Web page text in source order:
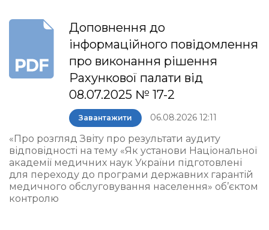
Доповнення до
інформаційного повідомлення
про виконання рішення
Рахункової палати від
08.07.2025 № 17-2
Завантажити 06.08.2026 12:11
«Про розгляд Звіту про результати аудиту
відповідності на тему «Як установи Національної
академії медичних наук України підготовлені
для переходу до програми державних гарантій
медичного обслуговування населення» об’єктом
контролю